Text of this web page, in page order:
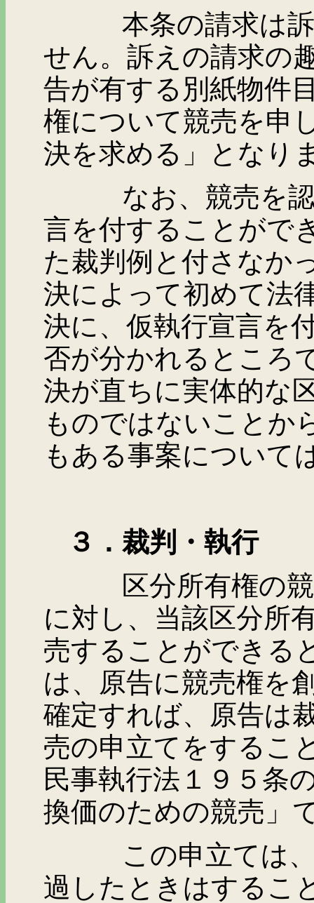
本条の請求は訴え
せん。訴えの請求の
告が有する別紙物件
権について競売を申
決を求める」となり
なお、競売を認容
言を付することがで
た裁判例と付さなか
決によって初めて法
決に、仮執行宣言を
否が分かれるところ
決が直ちに実体的な
ものではないことか
もある事案について
３．裁判・執行
区分所有権の競売
に対し、当該区分所
売することができる
は、原告に競売権を
確定すれば、原告は
売の申立てをするこ
民事執行法１９５条
換価のための競売」
この申立ては、判
過したときはするこ